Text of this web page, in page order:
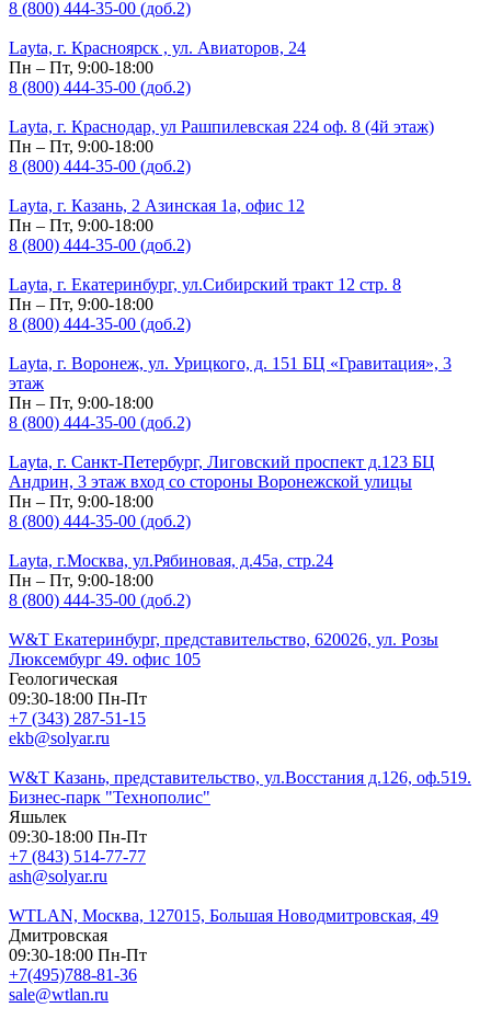
8 (800) 444-35-00 (доб.2)
Layta, г. Красноярск , ул. Авиаторов, 24
Пн – Пт, 9:00-18:00
8 (800) 444-35-00 (доб.2)
Layta, г. Краснодар, ул Рашпилевская 224 оф. 8 (4й этаж)
Пн – Пт, 9:00-18:00
8 (800) 444-35-00 (доб.2)
Layta, г. Казань, 2 Азинская 1а, офис 12
Пн – Пт, 9:00-18:00
8 (800) 444-35-00 (доб.2)
Layta, г. Екатеринбург, ул.Сибирский тракт 12 стр. 8
Пн – Пт, 9:00-18:00
8 (800) 444-35-00 (доб.2)
Layta, г. Воронеж, ул. Урицкого, д. 151 БЦ «Гравитация», 3
этаж
Пн – Пт, 9:00-18:00
8 (800) 444-35-00 (доб.2)
Layta, г. Санкт-Петербург, Лиговский проспект д.123 БЦ
Андрин, 3 этаж вход со стороны Воронежской улицы
Пн – Пт, 9:00-18:00
8 (800) 444-35-00 (доб.2)
Layta, г.Москва, ул.Рябиновая, д.45а, стр.24
Пн – Пт, 9:00-18:00
8 (800) 444-35-00 (доб.2)
W&T Екатеринбург, представительство, 620026, ул. Розы
Люксембург 49. офис 105
Геологическая
09:30-18:00 Пн-Пт
+7 (343) 287-51-15
ekb@solyar.ru
W&T Казань, представительство, ул.Восстания д.126, оф.519.
Бизнес-парк "Технополис"
Яшьлек
09:30-18:00 Пн-Пт
+7 (843) 514-77-77
ash@solyar.ru
WTLAN, Москва, 127015, Большая Новодмитровская, 49
Дмитровская
09:30-18:00 Пн-Пт
+7(495)788-81-36
sale@wtlan.ru